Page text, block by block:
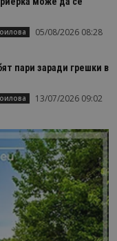
05/08/2026 08:28
пари заради грешки в
13/07/2026 09:02